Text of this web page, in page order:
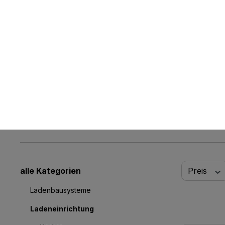
alle Kategorien
Ladenbausysteme
Ladeneinrichtung
Preis